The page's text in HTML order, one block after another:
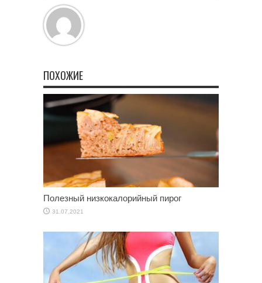
ПОХОЖИЕ
Полезный низкокалорийный пирог
31.07.2021